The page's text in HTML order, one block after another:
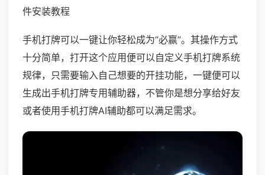
件安装教程
手机打牌可以一键让你轻松成为“必赢”。其操作方式
十分简单，打开这个应用便可以自定义手机打牌系统
规律，只需要输入自己想要的开挂功能，一键便可以
生成出手机打牌专用辅助器，不管你是想分享给好友
或者使用手机打牌AI辅助都可以满足需求。